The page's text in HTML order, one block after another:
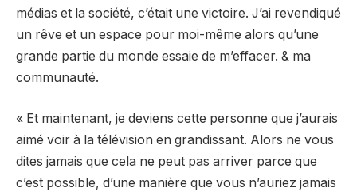
médias et la société, c’était une victoire. J’ai revendiqué
un rêve et un espace pour moi-même alors qu’une
grande partie du monde essaie de m’effacer. & ma
communauté.
« Et maintenant, je deviens cette personne que j’aurais
aimé voir à la télévision en grandissant. Alors ne vous
dites jamais que cela ne peut pas arriver parce que
c’est possible, d’une manière que vous n’auriez jamais